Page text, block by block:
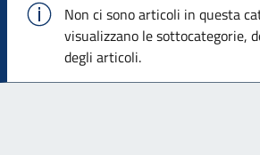
Info
Non ci sono articoli in questa
visualizzano le sottocategorie,
degli articoli.